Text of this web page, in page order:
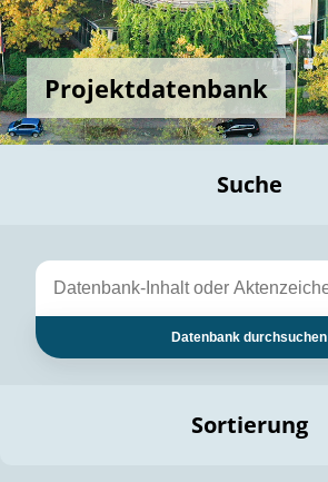
Projektdatenbank
Suche
Datenbank durchsuchen
Sortierung